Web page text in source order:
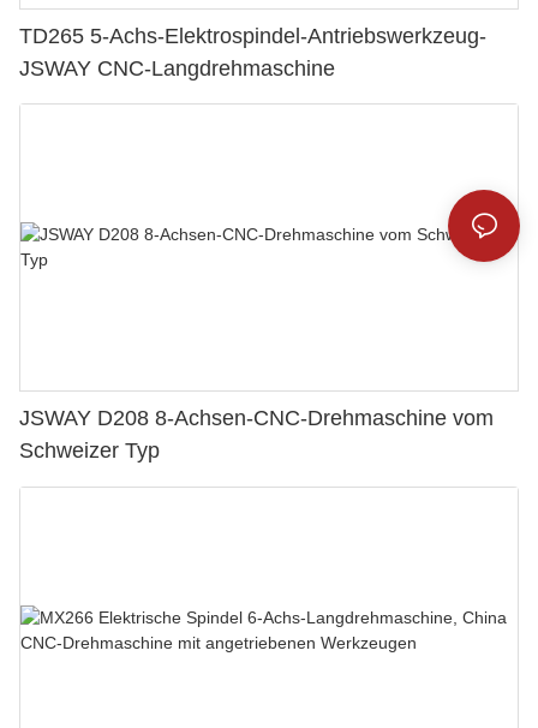
TD265 5-Achs-Elektrospindel-Antriebswerkzeug-
JSWAY CNC-Langdrehmaschine
JSWAY D208 8-Achsen-CNC-Drehmaschine vom
Schweizer Typ